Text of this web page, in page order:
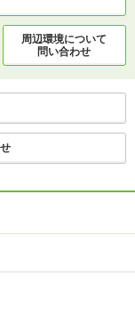
問い合わせ
周辺環境について
問い合わせ